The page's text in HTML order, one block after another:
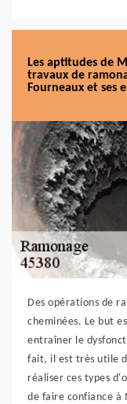
Les aptitudes de
travaux de
Fourneaux et ses
Des opérations de
cheminées. Le but
entraîner le
fait, il est très utile
réaliser ces types
de faire confiance à